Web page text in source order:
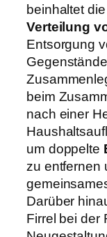
beinhaltet
Verteilung
Entsorgung
beim
nach einer
um doppelte
zu entfernen
Darüber
Firrel bei der